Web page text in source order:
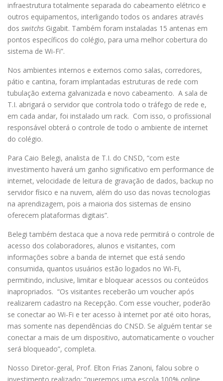
infraestrutura totalmente separada do cabeamento elétrico e
outros equipamentos, interligando todos os andares através
dos switchs Gigabit. Também foram instaladas 15 antenas em
pontos específicos do colégio, para uma melhor cobertura do
sistema de Wi-Fi”.
Nos ambientes internos e externos como salas, corredores,
pátio e cantina, foram implantadas estruturas de rede com
tubulação externa galvanizada e novo cabeamento. A sala de
T.I. abrigará o servidor que controla todo o tráfego de rede e,
em cada andar, foi instalado um rack. Com isso, o profissional
responsável obterá o controle de todo o ambiente de internet
do colégio.
Para Caio Belegi, analista de T.I. do CNSD, “com este
investimento haverá um ganho significativo em performance de
internet, velocidade de leitura de gravação de dados, backup no
servidor físico e na nuvem, além do uso das novas tecnologias
na aprendizagem, pois a maioria dos sistemas de ensino
oferecem plataformas digitais”.
Belegi também destaca que a nova rede permitirá o controle de
acesso dos colaboradores, alunos e visitantes, com
informações sobre a banda de internet que está sendo
consumida, quantos usuários estão logados no Wi-Fi,
permitindo, inclusive, limitar e bloquear acessos ou conteúdos
inapropriados. “Os visitantes receberão um voucher após
realizarem cadastro na Recepção. Com esse voucher, poderão
se conectar ao Wi-Fi e ter acesso à internet por até oito horas,
mas somente nas dependências do CNSD. Se alguém tentar se
conectar a mais de um dispositivo, automaticamente o voucher
será bloqueado”, completa.
Nosso Diretor-geral, Prof. Elton Frias Zanoni, falou sobre o